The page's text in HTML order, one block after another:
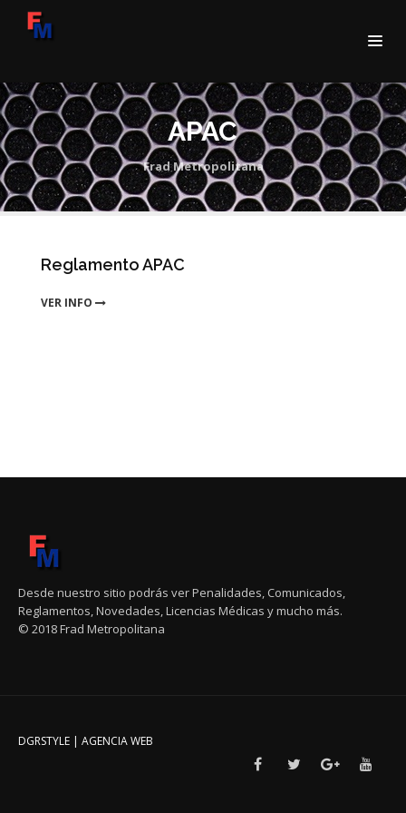
APAC
Frad Metropolitana
Reglamento APAC
VER INFO
Desde nuestro sitio podrás ver Penalidades, Comunicados,
Reglamentos, Novedades, Licencias Médicas y mucho más.
© 2018 Frad Metropolitana
DGRSTYLE | AGENCIA WEB